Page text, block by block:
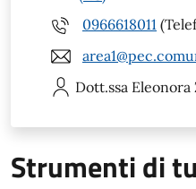
0966618011
Dott.ssa Eleonora
Strumenti di